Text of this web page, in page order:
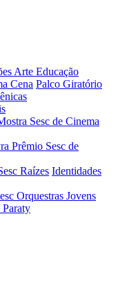
Arte Educação
Cena Palco Giratório
Sesc de Cinema
Prêmio Sesc de
Raízes Identidades
Orquestras Jovens